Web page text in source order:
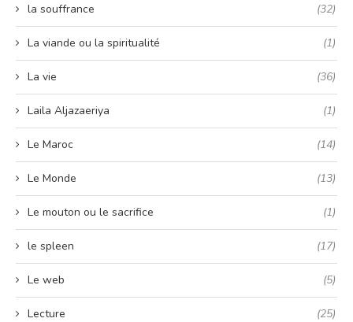
la souffrance (32)
La viande ou la spiritualité (1)
La vie (36)
Laila Aljazaeriya (1)
Le Maroc (14)
Le Monde (13)
Le mouton ou le sacrifice (1)
le spleen (17)
Le web (5)
Lecture (25)